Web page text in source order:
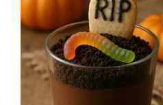
BEBIDAS E DRINKS
BISCOITOS
BOLOS E TORTAS